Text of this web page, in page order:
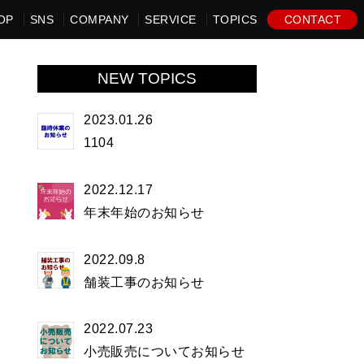
SNS COMPANY SERVICE TOPICS CONTACT
NEW TOPICS
2023.01.26
1104
2022.12.17
年末年始のお知らせ
2022.09.8
舗装工事のお知らせ
2022.07.23
小売販売についてお知らせ